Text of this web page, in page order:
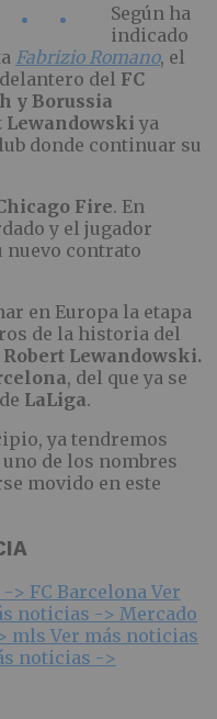
Según ha
indicado
Fabrizio Romano, el
del FC
y Borussia
Lewandowski ya
donde continuar su
Fire. En
y el jugador
nuevo contrato
en Europa la etapa
de la historia del
Robert Lewandowski.
, del que ya se
LaLiga.
ya tendremos
de los nombres
movido en este
-> FC Barcelona Ver
noticias -> Mercado
mls Ver más noticias
noticias ->